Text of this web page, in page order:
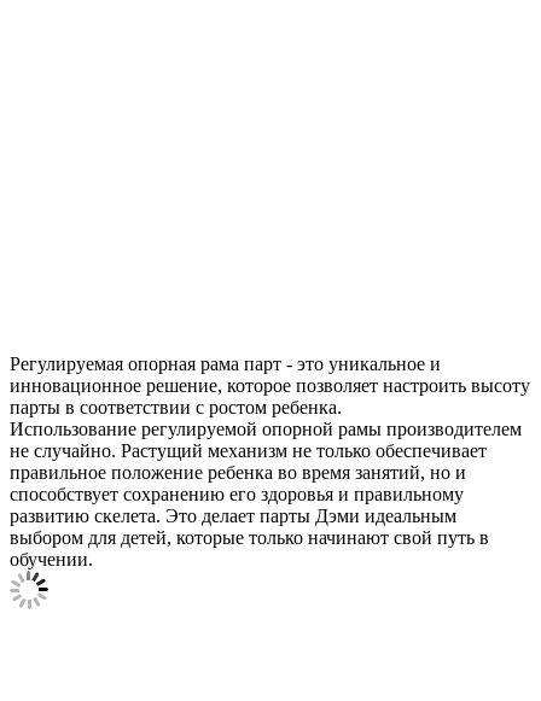
Регулируемая опорная рама парт - это уникальное и
инновационное решение, которое позволяет настроить высоту
парты в соответствии с ростом ребенка.
Использование регулируемой опорной рамы производителем
не случайно. Растущий механизм не только обеспечивает
правильное положение ребенка во время занятий, но и
способствует сохранению его здоровья и правильному
развитию скелета. Это делает парты Дэми идеальным
выбором для детей, которые только начинают свой путь в
обучении.